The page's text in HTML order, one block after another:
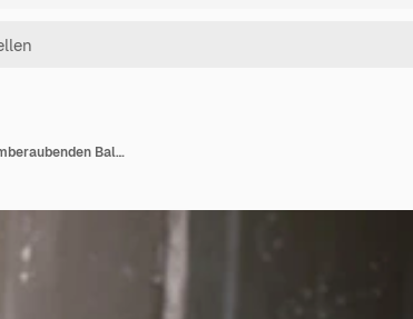
Sie bringt dich zum Tanzen. Weichzeichnerporträt einer atemberaubenden Ballettdarstellerin im Freien